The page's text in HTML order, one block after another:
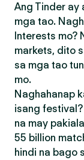
Ang Tinder ay
mga tao.
Interests mo?
markets, dito
sa mga tao
mo.
Naghahanap
isang
na may
55 billion
hindi na bago